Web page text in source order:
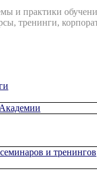
и практики
тренинги,
и тренингов